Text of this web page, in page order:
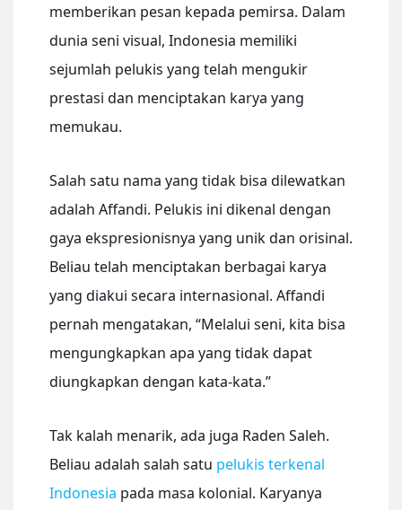
memberikan pesan kepada pemirsa. Dalam
dunia seni visual, Indonesia memiliki
sejumlah pelukis yang telah mengukir
prestasi dan menciptakan karya yang
memukau.
Salah satu nama yang tidak bisa dilewatkan
adalah Affandi. Pelukis ini dikenal dengan
gaya ekspresionisnya yang unik dan orisinal.
Beliau telah menciptakan berbagai karya
yang diakui secara internasional. Affandi
pernah mengatakan, “Melalui seni, kita bisa
mengungkapkan apa yang tidak dapat
diungkapkan dengan kata-kata.”
Tak kalah menarik, ada juga Raden Saleh.
Beliau adalah salah satu pelukis terkenal
Indonesia pada masa kolonial. Karyanya